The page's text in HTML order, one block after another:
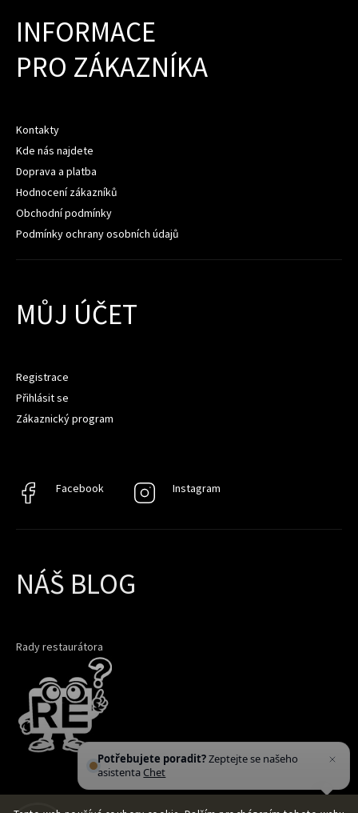
INFORMACE
PRO ZÁKAZNÍKA
Kontakty
Kde nás najdete
Doprava a platba
Hodnocení zákazníků
Obchodní podmínky
Podmínky ochrany osobních údajů
MŮJ ÚČET
Registrace
Přihlásit se
Zákaznický program
Facebook
Facebook Instagram
Instagram
NÁŠ BLOG
Rady restaurátora
Potřebujete poradit?Zeptejte se našeho
asistentaChettyho